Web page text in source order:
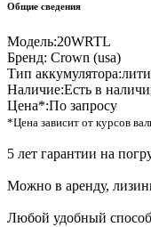
Общие сведения
Модель:20WRTL
Бренд: Crown (usa)
Тип аккумулятора:
Наличие:Есть в
Цена*:По запросу
*Цена зависит от курсов
5 лет гарантии на
Можно в аренду,
Любой удобный